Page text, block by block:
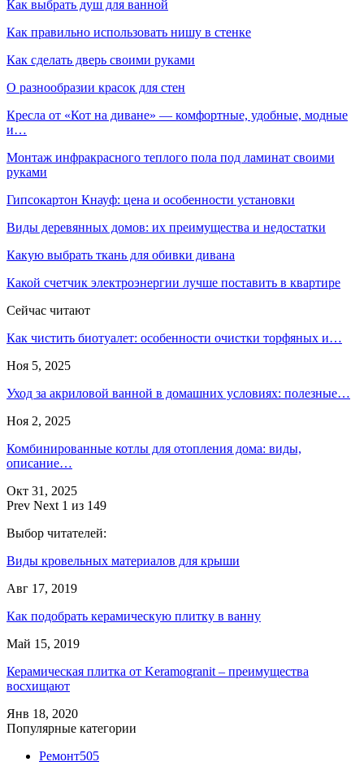
Как выбрать душ для ванной
Как правильно использовать нишу в стенке
Как сделать дверь своими руками
О разнообразии красок для стен
Кресла от «Кот на диване» — комфортные, удобные, модные
и…
Монтаж инфракрасного теплого пола под ламинат своими
руками
Гипсокартон Кнауф: цена и особенности установки
Виды деревянных домов: их преимущества и недостатки
Какую выбрать ткань для обивки дивана
Какой счетчик электроэнергии лучше поставить в квартире
Сейчас читают
Как чистить биотуалет: особенности очистки торфяных и…
Ноя 5, 2025
Уход за акриловой ванной в домашних условиях: полезные…
Ноя 2, 2025
Комбинированные котлы для отопления дома: виды,
описание…
Окт 31, 2025
Prev Next 1 из 149
Выбор читателей:
Виды кровельных материалов для крыши
Авг 17, 2019
Как подобрать керамическую плитку в ванну
Май 15, 2019
Керамическая плитка от Keramogranit – преимущества
восхищают
Янв 18, 2020
Популярные категории
Ремонт505